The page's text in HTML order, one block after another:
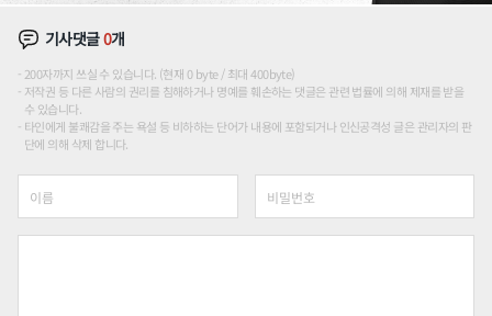
기사댓글0개
200자까지 쓰실 수 있습니다. (현재 0 byte / 최대 400byte)
저작권 등 다른 사람의 권리를 침해하거나 명예를 훼손하는 댓글은 관련 법률에 의해 제재를 받을
수 있습니다.
타인에게 불쾌감을 주는 욕설 등 비하하는 단어가 내용에 포함되거나 인신공격성 글은 관리자의 판
단에 의해 삭제 합니다.